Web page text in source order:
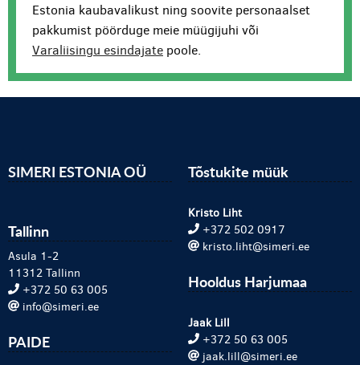
Estonia kaubavalikust ning soovite personaalset
pakkumist pöörduge meie müügijuhi või
Varaliisingu esindajate poole.
SIMERI ESTONIA OÜ
Tallinn
Asula 1-2
11312 Tallinn
+372 50 63 005
info@simeri.ee
PAIDE
Tõstukite müük
Kristo Liht
+372 502 0917
kristo.liht@simeri.ee
Hooldus Harjumaa
Jaak Lill
+372 50 63 005
jaak.lill@simeri.ee